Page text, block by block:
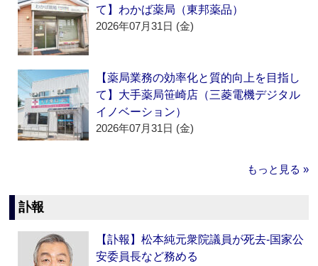
て】わかば薬局（東邦薬品）
2026年07月31日 (金)
【薬局業務の効率化と質的向上を目指し
て】大手薬局笹崎店（三菱電機デジタル
イノベーション）
2026年07月31日 (金)
もっと見る »
訃報
【訃報】松本純元衆院議員が死去‐国家公
安委員長など務める